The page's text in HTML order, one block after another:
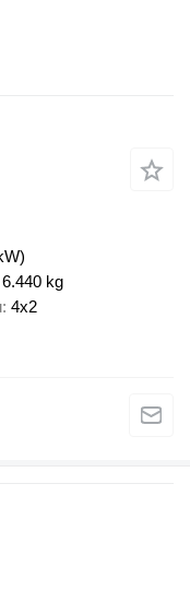
6.440 kg
4x2